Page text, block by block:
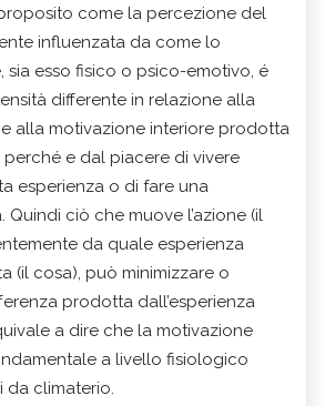
come la percezione del
influenzata da come lo
sia esso fisico o psico-emotivo, é
differente in relazione alla
alla motivazione interiore prodotta
e dal piacere di vivere
esperienza o di fare una
Quindi ciò che muove l’azione (il
da quale esperienza
(il cosa), può minimizzare o
prodotta dall’esperienza
a dire che la motivazione
a livello fisiologico
da climaterio.